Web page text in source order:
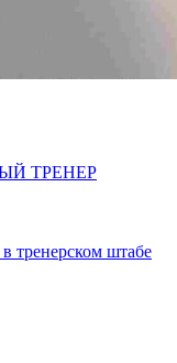
ТРЕНЕР
тренерском штабе